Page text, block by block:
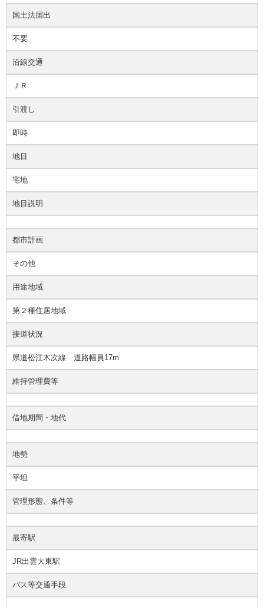
国土法届出
不要
沿線交通
ＪＲ
引渡し
即時
地目
宅地
地目説明
都市計画
その他
用途地域
第２種住居地域
接道状況
県道松江木次線 道路幅員17m
維持管理費等
借地期間・地代
地勢
平坦
管理形態、条件等
最寄駅
JR出雲大東駅
バス等交通手段